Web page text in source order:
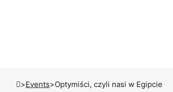
>Events>Optymiści, czyli nasi w Egipcie